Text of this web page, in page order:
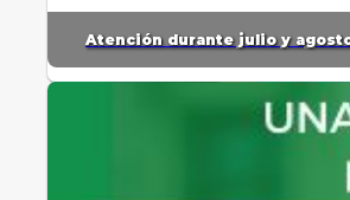
Atención durante julio y